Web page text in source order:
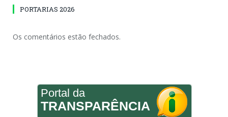
PORTARIAS 2026
Os comentários estão fechados.
Portal da
TRANSPARÊNCIA